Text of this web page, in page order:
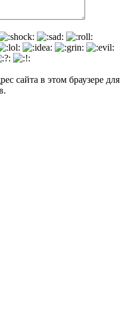
сайта в этом браузере для